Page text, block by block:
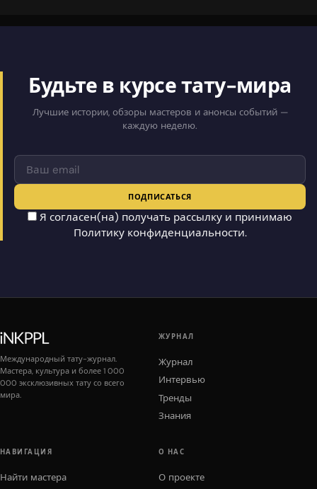
Будьте в курсе тату-мира
Лучшие истории, обзоры мастеров и анонсы событий —
каждую неделю.
ПОДПИСАТЬСЯ
Я согласен(на) получать рассылку и принимаю
Политику конфиденциальности.
Международный тату-журнал.
Мастера, культура и более 1 000
000 эксклюзивных тату со всего
мира.
ЖУРНАЛ
Журнал
Интервью
Тренды
Знания
НАВИГАЦИЯ
Найти мастера
О НАС
О проекте